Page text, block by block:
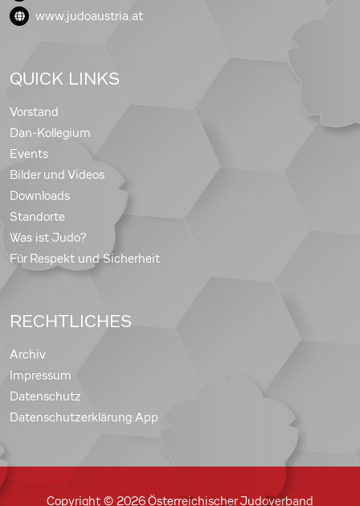
www.judoaustria.at
QUICK LINKS
Vorstand
Dan-Kollegium
Events
Bilder und Videos
Downloads
Standorte
Was ist Judo?
Für Respekt und Sicherheit
RECHTLICHES
Archiv
Impressum
Datenschutz
Datenschutzerklärung App
Copyright © 2026 Österreichischer Judoverband